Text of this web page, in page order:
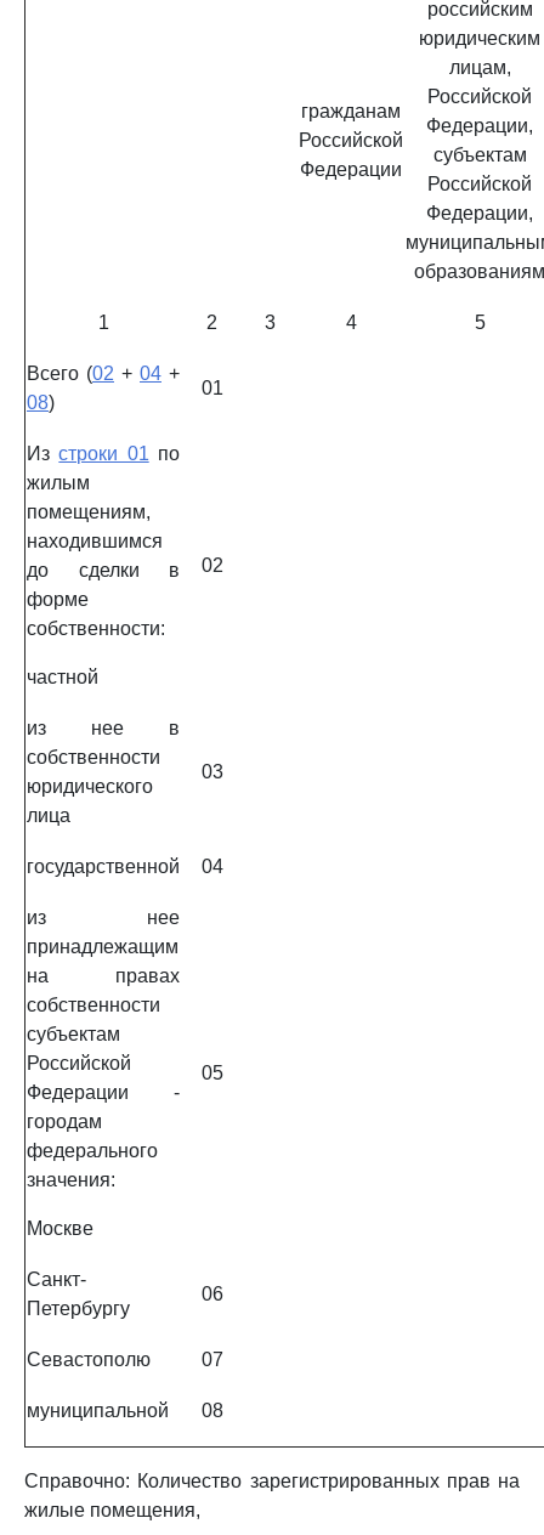
гражданам
Российской
Федерации
российским
юридическим
лицам,
Российской
Федерации,
субъектам
Российской
Федерации,
образованиям
1 2 3 4 5
Всего (02 + 04 +
08)
01
Изстроки 01 по
жилым
помещениям,
находившимся
до сделки в
форме
собственности:
частной
02
из нее в
собственности
юридического
лица
03
государственной 04
из нее
принадлежащим
на правах
собственности
субъектам
Российской
Федерации -
городам
федерального
значения:
Москве
05
Санкт-
Петербургу
06
Севастополю 07
муниципальной 08
Справочно: Количество зарегистрированных прав на
жилые помещения,